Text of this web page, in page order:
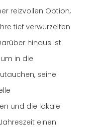
reizvollen Option,
tief verwurzelten
hinaus ist
in die
seine
und die lokale
einen